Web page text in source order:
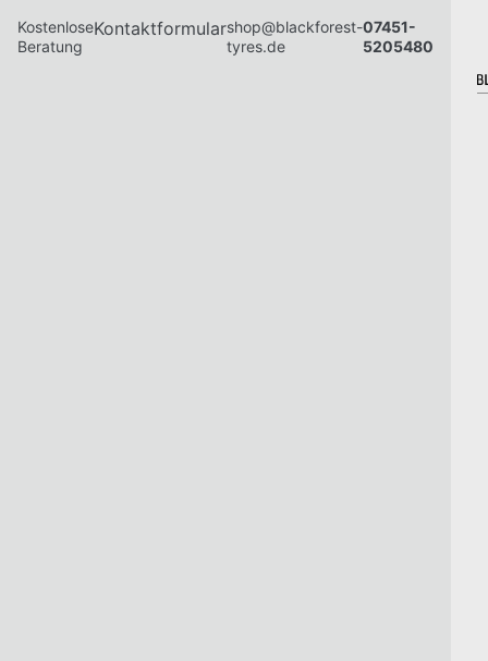
Kostenlose
Beratung
Kontaktformularshop@blackforest-
tyres.de
07451-
5205480